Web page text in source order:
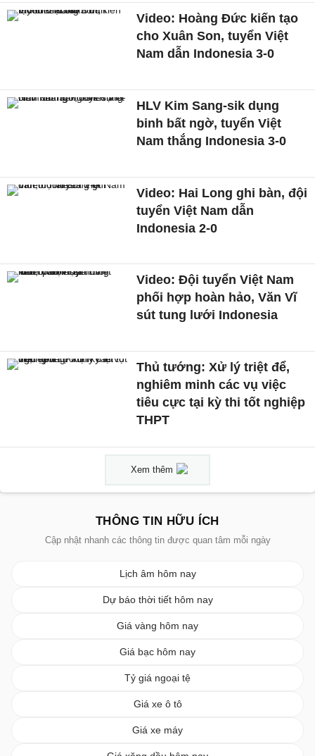
Video: Hoàng Đức kiến tạo
cho Xuân Son, tuyển Việt
Nam dẫn Indonesia 3-0
HLV Kim Sang-sik dụng
binh bất ngờ, tuyển Việt
Nam thắng Indonesia 3-0
Video: Hai Long ghi bàn, đội
tuyển Việt Nam dẫn
Indonesia 2-0
Video: Đội tuyển Việt Nam
phối hợp hoàn hảo, Văn Vĩ
sút tung lưới Indonesia
Thủ tướng: Xử lý triệt để,
nghiêm minh các vụ việc
tiêu cực tại kỳ thi tốt nghiệp
THPT
Xem thêm
THÔNG TIN HỮU ÍCH
Cập nhật nhanh các thông tin được quan tâm mỗi ngày
Lịch âm hôm nay
Dự báo thời tiết hôm nay
Giá vàng hôm nay
Giá bạc hôm nay
Tỷ giá ngoại tệ
Giá xe ô tô
Giá xe máy